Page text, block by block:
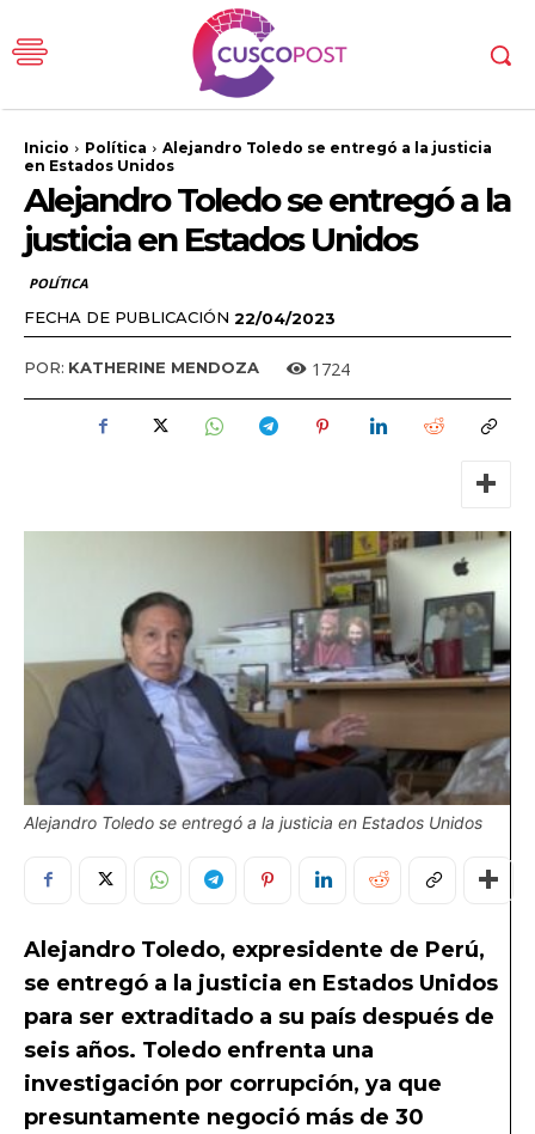
Inicio Política
Alejandro Toledo se entregó a la justicia
en Estados Unidos
Alejandro Toledo se entregó a la
justicia en Estados Unidos
POLÍTICA
FECHA DE PUBLICACIÓN 22/04/2023
POR: KATHERINE MENDOZA 1724
Alejandro Toledo se entregó a la justicia en Estados Unidos
Alejandro Toledo, expresidente de Perú,
se entregó a la justicia en Estados Unidos
para ser extraditado a su país después de
seis años. Toledo enfrenta una
investigación por corrupción, ya que
presuntamente negoció más de 30